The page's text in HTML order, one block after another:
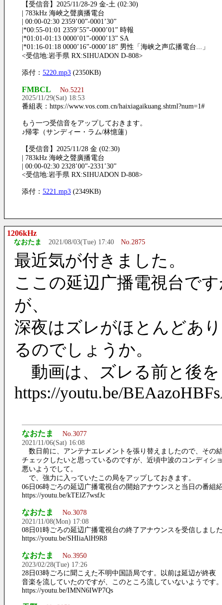
【受信音】2025/11/28-29 金-土 (02:30)
| 783kHz 海峽之聲廣播電台
| 00:00-02:30 2359’00”-0001’30”
|*00:55-01:01 2359’55”-0000’01” 時報
|*01:01-01:13 0000’01”-0000’13” SA
|*01:16-01:18 0000’16”-0000’18” 男性「海峡之声広播電台...」
<受信地:岩手県 RX:SIHUADON D-808>
添付： 5220.mp3 (2350KB)
FMBCL
No.5221
2025/11/29(Sat) 18:53
番組表：https://www.vos.com.cn/haixiagaikuang.shtml?num=1#
もう一つ受信音をアップしておきます。
♪帰零（サンディー・ラム/林憶蓮）
【受信音】2025/11/28 金 (02:30)
| 783kHz 海峽之聲廣播電台
| 00:00-02:30 2328’00”-2331’30”
<受信地:岩手県 RX:SIHUADON D-808>
添付： 5221.mp3 (2349KB)
1206kHz
なおたま 2021/08/03(Tue) 17:40 No.2875
最近気が付きました。
ここの延辺广播電視台で
が、
深夜はズレがほとんどあ
るのでしょうか。
動画は、ズレる前と後
https://youtu.be/
なおたま
No.3077
2021/11/06(Sat) 16:08
数日前に、アンテナエレメントを張り替えましたので、その
チェックしたいと思っているのですが、近頃中波のコンディシ
悪いようでして。
で、強力に入っていたこの局をアップしておきます。
06日06時ごろの延辺广播電視台の開始アナウンスと当日の番組
https://youtu.be/kTElZ7wsfJc
なおたま
No.3078
2021/11/08(Mon) 17:08
08日01時ごろの延辺广播電視台の終了アナウンスを受信しまし
https://youtu.be/SHIiaAlH9R8
なおたま
No.3950
2023/02/28(Tue) 17:26
28日03時ごろに聞こえた不明中国語局です。以前は延辺が終夜
音楽を流していたのですが、このところ流していないようです
https://youtu.be/IMNN6IWP7Qs